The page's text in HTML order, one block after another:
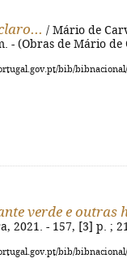
/ Mário de
- (Obras de Mário de
bib/bibnacional/
verde e outras
2021. - 157, [3] p. ;
bib/bibnacional/